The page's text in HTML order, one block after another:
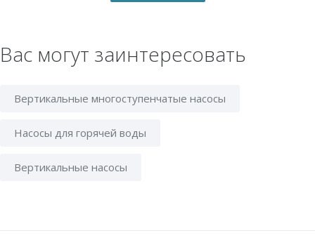
Вас могут заинтересовать
Вертикальные многоступенчатые насосы
Насосы для горячей воды
Вертикальные насосы